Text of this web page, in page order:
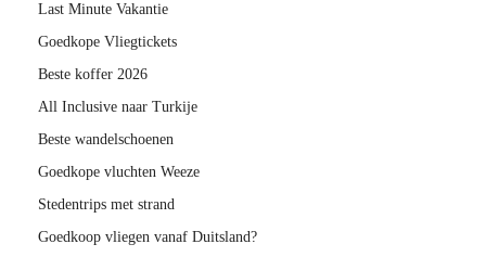
Last Minute Vakantie
Goedkope Vliegtickets
Beste koffer 2026
All Inclusive naar Turkije
Beste wandelschoenen
Goedkope vluchten Weeze
Stedentrips met strand
Goedkoop vliegen vanaf Duitsland?